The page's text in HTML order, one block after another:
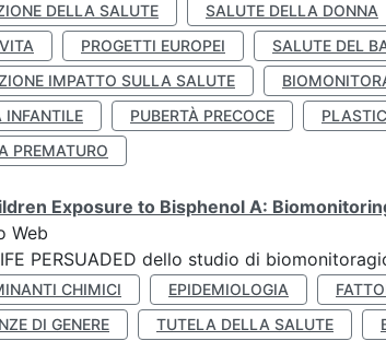
DELLA SALUTE
SALUTE DELLA DONNA
PROGETTI EUROPEI SALUTE DEL
IMPATTO SULLA SALUTE
INFANTILE
PUBERTÀ PRECOCE
PREMATURO
Exposure to Bisphenol A:
Web
PERSUADED dello studio di
CHIMICI EPIDEMIOLOGIA
DI GENERE
TUTELA DELLA SALUTE